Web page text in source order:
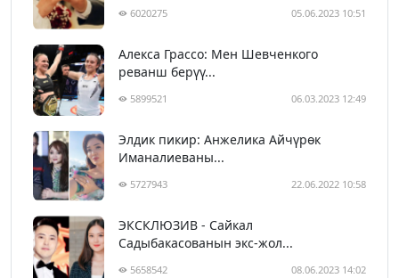
6020275 05.06.2023 10:51
Алекса Грассо: Мен Шевченкого
реванш берүү...
5899521 06.03.2023 12:49
Элдик пикир: Анжелика Айчүрөк
Иманалиеваны...
5727943 22.06.2022 10:58
ЭКСКЛЮЗИВ - Сайкал
Садыбакасованын экс-жол...
5658542 08.06.2023 14:02